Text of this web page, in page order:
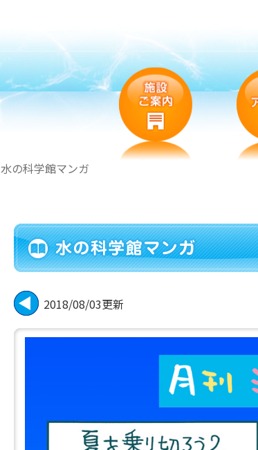
水の科学館マンガ
2018/08/03更新